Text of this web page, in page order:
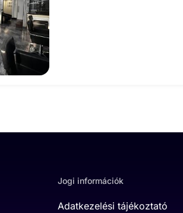
Jogi információk
Adatkezelési tájékoztató